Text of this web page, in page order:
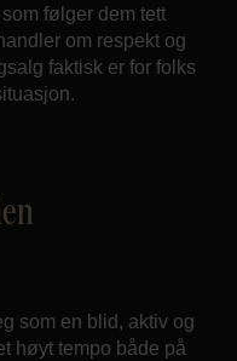
følger dem tett
om respekt og
faktisk er for folks
som en blid, aktiv og
høyt tempo både på